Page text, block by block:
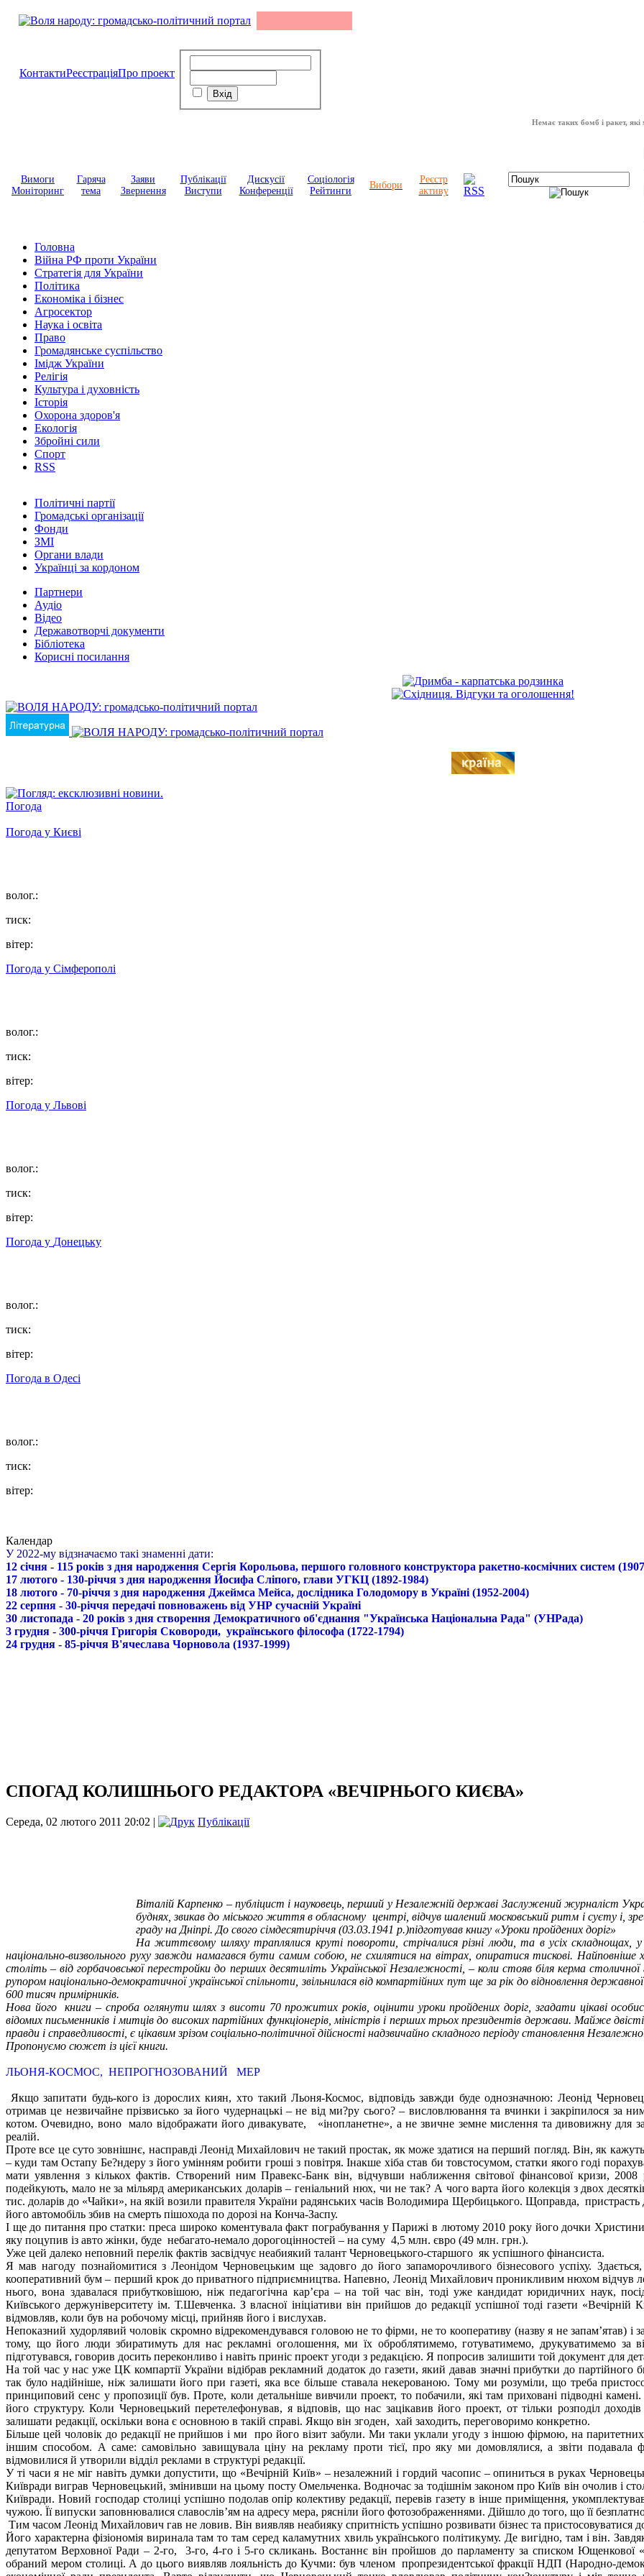
КонтактиРеєстраціяПро проект
Немає таких бомб і ракет, які
Вимоги
Моніторинг
Гаряча
тема
Заяви
Звернення
Публікації
Виступи
Дискусії
Конференції
Соціологія
Рейтинги
Вибори
Реєстр
активу
Головна
Війна РФ проти України
Стратегія для України
Політика
Економіка і бізнес
Агросектор
Наука і освіта
Право
Громадянське суспільство
Імідж України
Релігія
Культура і духовність
Історія
Охорона здоров'я
Екологія
Збройні сили
Спорт
RSS
Політичні партії
Громадські організації
Фонди
ЗМІ
Органи влади
Українці за кордоном
Партнери
Аудіо
Відео
Державотворчі документи
Бібліотека
Корисні посилання
Погода
Погода у Києві
волог.:
тиск:
вітер:
Погода у Сімферополі
волог.:
тиск:
вітер:
Погода у Львові
волог.:
тиск:
вітер:
Погода у Донецьку
волог.:
тиск:
вітер:
Погода в Одесі
волог.:
тиск:
вітер:
Календар
У 2022-му відзначаємо такі знаменні дати:
12 січня - 115 років з дня народження Сергія Корольова, першого головного конструктора ракетно-космічних систем
17 лютого - 130-річчя з дня народження Йосифа Сліпого, глави УГКЦ (1892-1984)
18 лютого - 70-річчя з дня народження Джеймса Мейса, дослідника Голодомору в Україні (1952-2004)
22 серпня - 30-річчя передачі повноважень від УНР сучасній Україні
30 листопада - 20 років з дня створення Демократичного об'єднання "Українська Національна Рада" (УНРада)
3 грудня - 300-річчя Григорія Сковороди, українського філософа (1722-1794)
24 грудня - 85-річчя В'ячеслава Чорновола (1937-1999)
СПОГАД КОЛИШНЬОГО РЕДАКТОРА «ВЕЧІРНЬОГО КИЄВА»
Середа, 02 лютого 2011 20:02 |
Публікації
Віталій Карпенко – публіцист і науковець, перший у Незалежній державі Заслужений журналіст
буднях, звикав до міського життя в обласному центрі, відчув шалений московський ритм і суєту і,
граду на Дніпрі. До свого сімдесятиріччя (03.03.1941 р.)підготував книгу «Уроки пройдених доріг»
На життєвому шляху траплялися круті повороти, стрічалися різні люди, та в усіх складнощах, у
національно-визвольного руху завжди намагався бути самим собою, не схилятися на вітрах, опиратися тискові. Найповніше
століть – від горбачовської перестройки до перших десятиліть Української Незалежності, – коли стояв біля керма
рупором національно-демократичної української спільноти, звільнилася від компартійних пут ще за рік до відновлення
600 тисяч примірників.
Нова його книги – спроба оглянути шлях з висоти 70 прожитих років, оцінити уроки пройдених доріг, згадати цікаві
відомих письменників і митців до високих партійних функціонерів, міністрів і перших трьох президентів держави. Майже
правди і справедливості, є цікавим зрізом соціально-політичної дійсності надзвичайно складного періоду становлення
Пропонуємо сюжет із цієї книги.
ЛЬОНЯ-КОСМОС, НЕПРОГНОЗОВАНИЙ МЕР
Якщо запитати будь-кого із дорослих киян, хто такий Льоня-Космос, відповідь завжди буде однозначною: Леонід
отримав це незвичайне прізвисько за його чудернацькі – не від ми?ру сього? – висловлювання та вчинки і закріпилося за
котом. Очевидно, воно мало відображати його дивакувате, «інопланетне», а не звичне земне мислення та дивовижну для
реалій.
Проте все це суто зовнішнє, насправді Леонід Михайлович не такий простак, як може здатися на перший погляд. Він, як
– куди там Остапу Бе?ндеру з його умінням робити гроші з повітря. Інакше хіба став би товстосумом, статки якого годі
мати уявлення з кількох фактів. Створений ним Правекс-Банк він, відчувши наближення світової фінансової кризи,
подейкують, мало не за мільярд американських доларів – геніальний нюх, чи не так? А чого варта його колекція з двох
тис. доларів до «Чайки», на якій возили правителя України радянських часів Володимира Щербицького. Щоправда,
його автомобіль збив на смерть пішохода по дорозі на Конча-Заспу.
І ще до питання про статки: преса широко коментувала факт пограбування у Парижі в лютому 2010 року його дочки
яку поцупив із авто жінки, буде небагато-немало дорогоцінностей – на суму 4,5 млн. євро (49 млн. грн.).
Уже цей далеко неповний перелік фактів засвідчує неабиякий талант Черновецького-старшого як успішного фінансиста.
Я мав нагоду познайомитися з Леонідом Черновецьким ще задовго до його запаморочливого бізнесового успіху.
кооперативний бум – перший крок до приватного підприємництва. Напевно, Леонід Михайлович проникливим нюхом відчув
нього, вона здавалася прибутковішою, ніж педагогічна кар’єра – на той час він, тоді уже кандидат юридичних наук,
Київського держуніверситету ім. Т.Шевченка. З власної ініціативи він прийшов до редакції успішної тоді газети
відмовляв, коли був на робочому місці, прийняв його і вислухав.
Непоказний худорлявий чоловік скромно відрекомендувався головою не то фірми, не то кооперативу (назву я не запам’ятав) і
тому, що його люди збиратимуть для нас рекламні оголошення, ми їх оброблятимемо, готуватимемо, друкуватимемо за
підготувався, говорив досить переконливо і навіть приніс проект угоди з редакцією. Я попросив залишити той документ для
На той час у нас уже ЦК компартії України відібрав рекламний додаток до газети, який давав значні прибутки до
так було надійніше, ніж залишати його при газеті, яка все більше ставала некерованою. Тому ми розуміли, що треба
принциповий сенс у пропозиції був. Проте, коли детальніше вивчили проект, то побачили, які там приховані підводні
його структуру. Коли Черновецький перетелефонував, я відповів, що нас зацікавив його проект, от тільки розподіл
залишати редакції, оскільки вона є основною в такій справі. Якщо він згоден, хай заходить, переговоримо конкретно.
Більше цей чоловік до редакції не прийшов і ми про його візит забули. Ми таки уклали угоду з іншою фірмою, на паритетних
іншим способом. А саме: самовільно завищувала ціну на рекламу проти тієї, про яку ми домовлялися, а звіти подавала
відмовилися й утворили відділ реклами в структурі редакції.
У ті часи я не міг навіть думки допустити, що «Вечірній Київ» – незалежний і гордий часопис – опиниться в руках
Київради виграв Черновецький, змінивши на цьому посту Омельченка. Водночас за тодішнім законом про Київ він очолив і
Київради. Новий господар столиці успішно подолав опір колективу редакції, перевів газету в інше приміщення,
чужою. Її випуски заповнювалися славослів’ям на адресу мера, рясніли його фотозображеннями. Дійшло до того, що її
Тим часом Леонід Михайлович гав не ловив. Він виявляв неабияку спритність успішно розвивати бізнес та пристосовуватися
Його характерна фізіономія виринала там то там серед каламутних хвиль українського політикуму. Де вигідно, там і він.
депутатом Верховної Ради – 2-го, 3-го, 4-го і 5-го скликань. Востаннє він пройшов до парламенту за списком Ющенкової
обраний мером столиці. А до цього виявляв лояльність до Кучми: був членом пропрезидентської фракції НДП (Народно-